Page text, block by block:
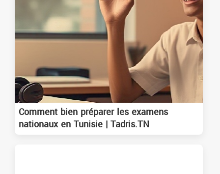
Comment bien préparer les examens
nationaux en Tunisie | Tadris.TN